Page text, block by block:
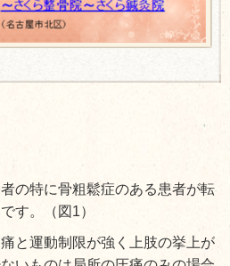
の特に骨粗鬆症のある患者が転
す。（図1）
と運動制限が強く上肢の挙上が